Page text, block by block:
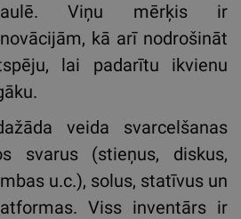
Viņu mērķis ir
kā arī nodrošināt
lai padarītu ikvienu
veida svarcelšanas
svarus (stieņus, diskus,
u.c.), solus, statīvus un
Viss inventārs ir